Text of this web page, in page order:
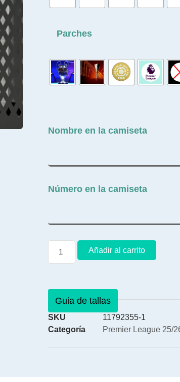
Parches
Nombre en la camiseta
Número en la camiseta
Añadir al carrito
Guia de tallas
SKU
11792355-1
Categoría
Premier League 25/